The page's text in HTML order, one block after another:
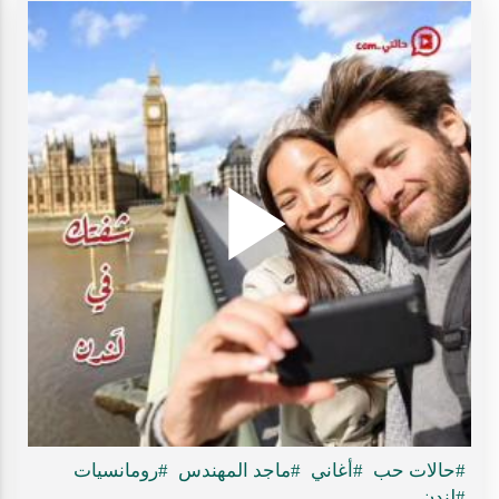
Play
#حالات حب #أغاني #ماجد المهندس #رومانسيات